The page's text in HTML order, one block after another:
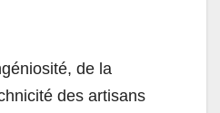
de la
des artisans